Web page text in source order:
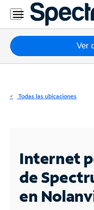
Residencial
Business
Paquetes
Internet
Business
Contáctanos
Ver
Todas las ubicaciones
Internet
de
en